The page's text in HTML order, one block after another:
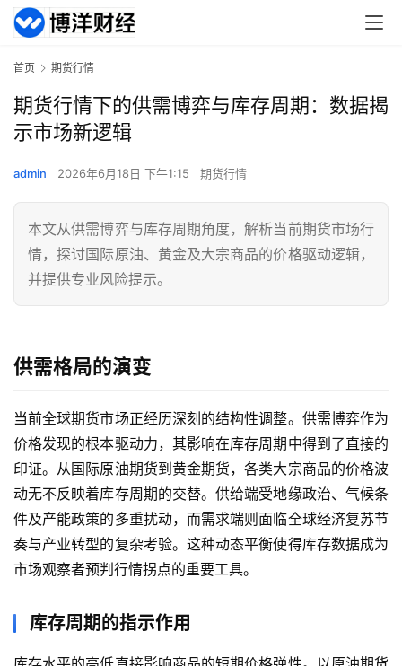
首页 期货行情
期货行情下的供需博弈与库存周期：数据揭
示市场新逻辑
admin 2026年6月18日 下午1:15 期货行情
本文从供需博弈与库存周期角度，解析当前期货市场行
情，探讨国际原油、黄金及大宗商品的价格驱动逻辑，
并提供专业风险提示。
供需格局的演变
当前全球期货市场正经历深刻的结构性调整。供需博弈作为
价格发现的根本驱动力，其影响在库存周期中得到了直接的
印证。从国际原油期货到黄金期货，各类大宗商品的价格波
动无不反映着库存周期的交替。供给端受地缘政治、气候条
件及产能政策的多重扰动，而需求端则面临全球经济复苏节
奏与产业转型的复杂考验。这种动态平衡使得库存数据成为
市场观察者预判行情拐点的重要工具。
库存周期的指示作用